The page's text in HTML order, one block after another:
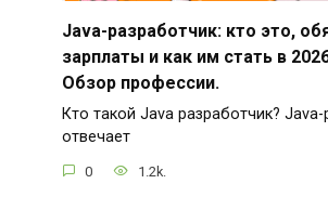
Java-разработчик: кто это,
зарплаты и как им стать в
Обзор профессии.
Кто такой Java разработчик?
отвечает
0 1.2k.